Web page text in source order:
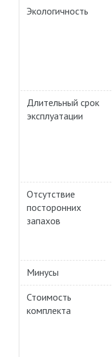
Экологичность
Длительный срок
эксплуатации
Отсутствие
посторонних
запахов
Минусы
Стоимость
комплекта